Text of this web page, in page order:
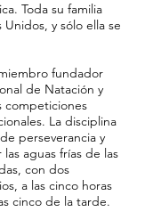
Toda su familia
y sólo ella se
fundador
de Natación y
competiciones
La disciplina
perseverancia y
aguas frías de las
con dos
a las cinco horas
cinco de la tarde.